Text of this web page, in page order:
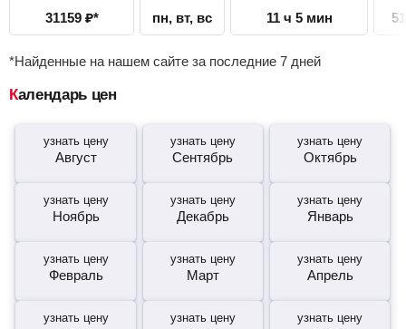
31159 ₽* пн, вт, вс 11 ч 5 мин
*Найденные на нашем сайте за последние 7 дней
Календарь цен
узнать цену
Август
узнать цену
Сентябрь
узнать цену
Октябрь
узнать цену
Ноябрь
узнать цену
Декабрь
узнать цену
Январь
узнать цену
Февраль
узнать цену
Март
узнать цену
Апрель
узнать цену узнать цену узнать цену